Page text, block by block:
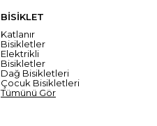
BİSİKLET
Katlanır
Bisikletler
Elektrikli
Bisikletler
Dağ Bisikletleri
Çocuk Bisikletleri
Tümünü Gör